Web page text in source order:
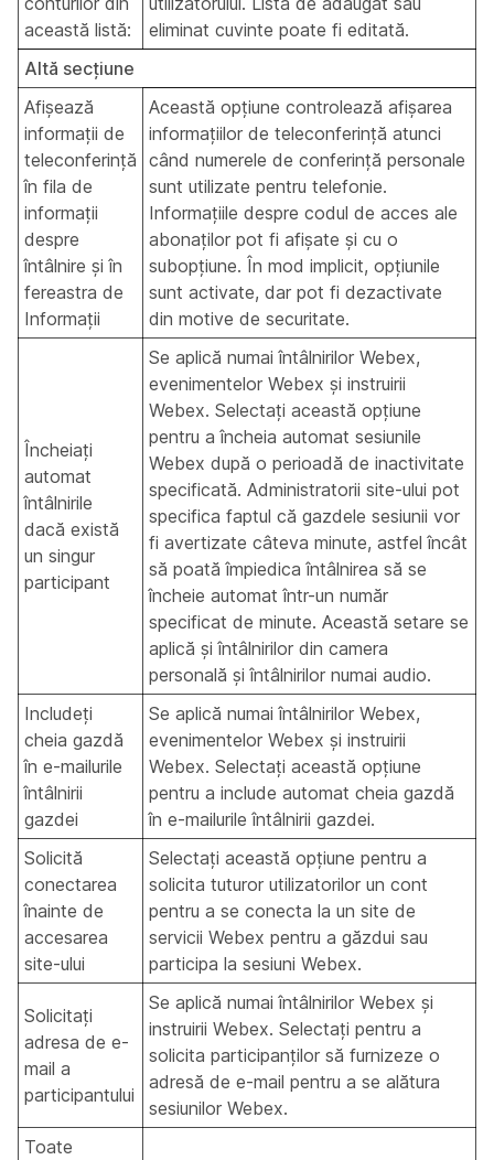
această listă:
eliminat cuvinte poate fi editată.
Altă secțiune
Afișează
informații de
teleconferință
în fila de
informații
despre
întâlnire și în
fereastra de
Informații
Această opțiune controlează afișarea
informațiilor de teleconferință atunci
când numerele de conferință personale
sunt utilizate pentru telefonie.
Informațiile despre codul de acces ale
abonaților pot fi afișate și cu o
subopțiune. În mod implicit, opțiunile
sunt activate, dar pot fi dezactivate
din motive de securitate.
Încheiați
automat
întâlnirile
dacă există
un singur
participant
Se aplică numai întâlnirilor Webex,
evenimentelor Webex și instruirii
Webex. Selectați această opțiune
pentru a încheia automat sesiunile
Webex după o perioadă de inactivitate
specificată. Administratorii site-ului pot
specifica faptul că gazdele sesiunii vor
fi avertizate câteva minute, astfel încât
să poată împiedica întâlnirea să se
încheie automat într-un număr
specificat de minute. Această setare se
aplică și întâlnirilor din camera
personală și întâlnirilor numai audio.
Includeți
cheia gazdă
în e-mailurile
întâlnirii
gazdei
Se aplică numai întâlnirilor Webex,
evenimentelor Webex și instruirii
Webex. Selectați această opțiune
pentru a include automat cheia gazdă
în e-mailurile întâlnirii gazdei.
Solicită
conectarea
înainte de
accesarea
site-ului
Selectați această opțiune pentru a
solicita tuturor utilizatorilor un cont
pentru a se conecta la un site de
servicii Webex pentru a găzdui sau
participa la sesiuni Webex.
Solicitați
adresa de e-
mail a
participantului
Se aplică numai întâlnirilor Webex și
instruirii Webex. Selectați pentru a
solicita participanților să furnizeze o
adresă de e-mail pentru a se alătura
sesiunilor Webex.
Toate